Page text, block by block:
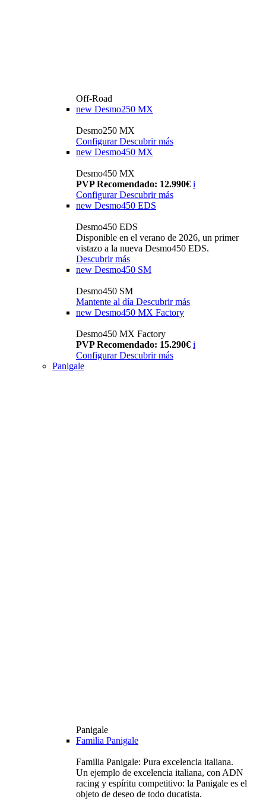
Off-Road
new Desmo250 MX
Desmo250 MX
Configurar Descubrir más
new Desmo450 MX
Desmo450 MX
PVP Recomendado: 12.990€ i
Configurar Descubrir más
new Desmo450 EDS
Desmo450 EDS
Disponible en el verano de 2026, un primer
vistazo a la nueva Desmo450 EDS.
Descubrir más
new Desmo450 SM
Desmo450 SM
Mantente al día Descubrir más
new Desmo450 MX Factory
Desmo450 MX Factory
PVP Recomendado: 15.290€ i
Configurar Descubrir más
Panigale
Panigale
Familia Panigale
Familia Panigale: Pura excelencia italiana.
Un ejemplo de excelencia italiana, con ADN
racing y espíritu competitivo: la Panigale es el
objeto de deseo de todo ducatista.